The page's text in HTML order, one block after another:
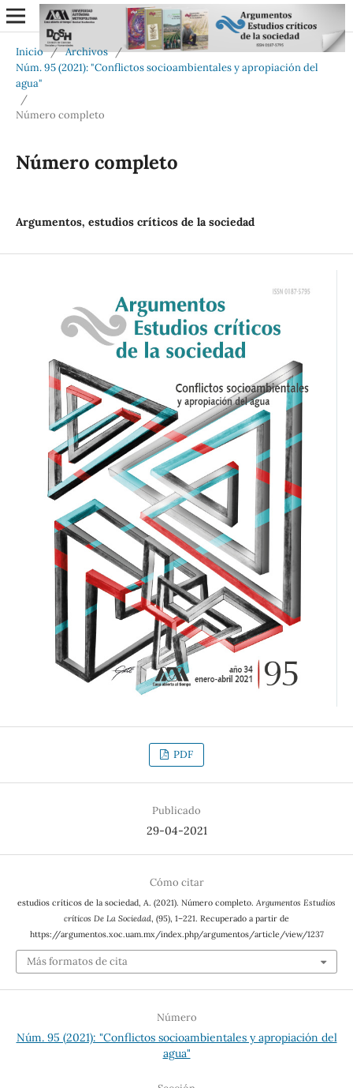
Inicio / Archivos /
Núm. 95 (2021): "Conflictos socioambientales y apropiación del
agua"
/
Número completo
Número completo
Argumentos, estudios críticos de la sociedad
PDF
Publicado
29-04-2021
Cómo citar
estudios críticos de la sociedad, A. (2021). Número completo. Argumentos Estudios
críticos De La Sociedad , (95), 1–221. Recuperado a partir de
https://argumentos.xoc.uam.mx/index.php/argumentos/article/view/1237
Más formatos de cita
Número
Núm. 95 (2021): "Conflictos socioambientales y apropiación del
agua"